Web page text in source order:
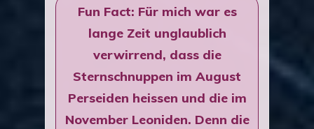
Fun Fact: Für mich war es
lange Zeit unglaublich
verwirrend, dass die
Sternschnuppen im August
Perseiden heissen und die im
November Leoniden. Denn die